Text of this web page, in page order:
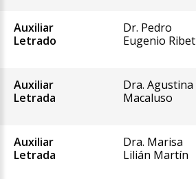
Auxiliar
Letrado
Dr. Pedro
Eugenio Ribet
Auxiliar
Letrada
Dra. Agustina
Macaluso
Auxiliar
Letrada
Dra. Marisa
Lilián Martín